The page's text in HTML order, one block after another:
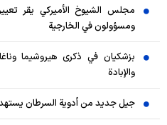
ومسؤولون في الخارجية
بزشكيان في ذكرى هيروشيما
والإبادة
جيل جديد من أدوية السرطان يستهدف